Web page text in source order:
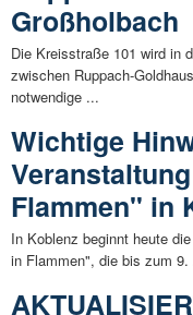
Großholbach
Die Kreisstraße 101 wird in
zwischen Ruppach-
notwendige ...
Wichtige
Flammen" in
In Koblenz beginnt heute
in Flammen", die bis zum